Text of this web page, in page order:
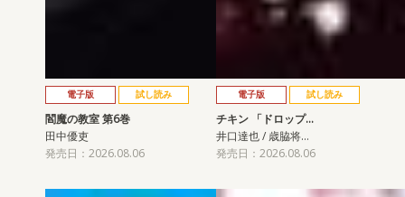
電子版 試し読み
閻魔の教室 第6巻
田中優吏
発売日：2026.08.06
電子版 試し読み
チキン 「ドロップ…
井口達也 / 歳脇将…
発売日：2026.08.06